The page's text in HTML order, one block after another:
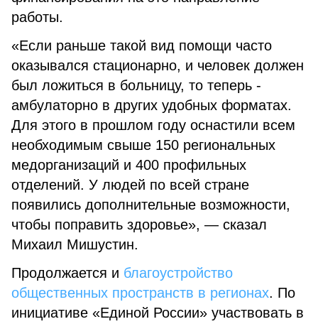
работы.
«Если раньше такой вид помощи часто
оказывался стационарно, и человек должен
был ложиться в больницу, то теперь -
амбулаторно в других удобных форматах.
Для этого в прошлом году оснастили всем
необходимым свыше 150 региональных
медорганизаций и 400 профильных
отделений. У людей по всей стране
появились дополнительные возможности,
чтобы поправить здоровье», — сказал
Михаил Мишустин.
Продолжается и благоустройство
общественных пространств в регионах. По
инициативе «Единой России» участвовать в